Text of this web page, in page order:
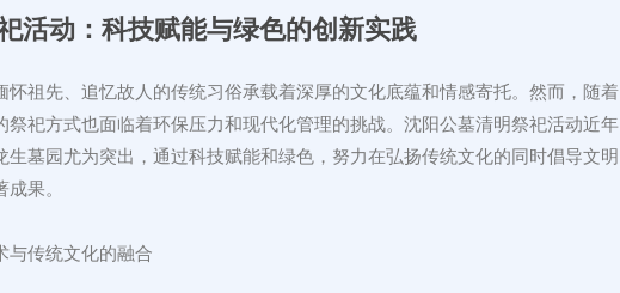
活动：科技赋能与绿色的创新实践
怀祖先、追忆故人的传统习俗承载着深厚的文化底蕴和情感寄托。然而，随着
祭祀方式也面临着环保压力和现代化管理的挑战。沈阳公墓清明祭祀活动近年
生墓园尤为突出，通过科技赋能和绿色，努力在弘扬传统文化的同时倡导文明
果。
与传统文化的融合